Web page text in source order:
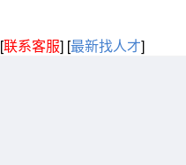
[联系客服] [最新找人才]